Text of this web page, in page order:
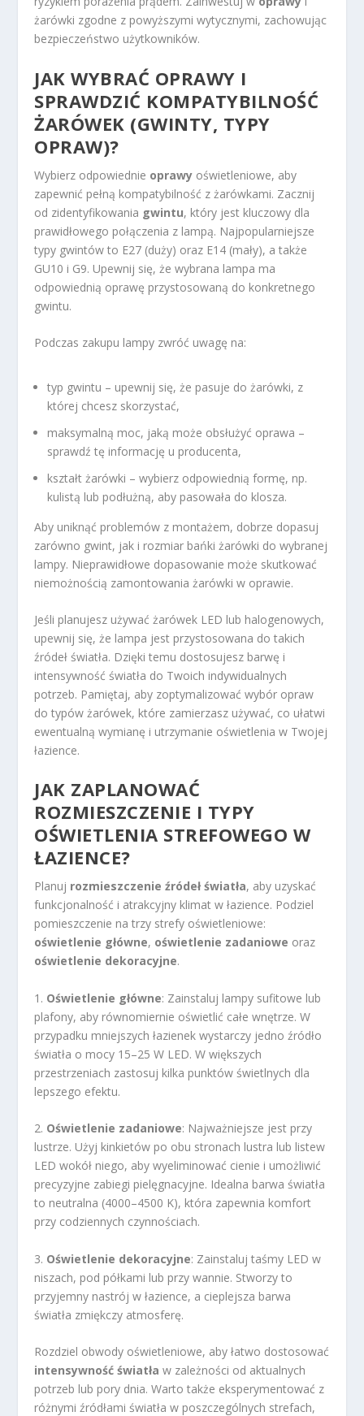
żarówki zgodne z powyższymi wytycznymi, zachowując
bezpieczeństwo użytkowników.
JAK WYBRAĆ OPRAWY I
SPRAWDZIĆ KOMPATYBILNOŚĆ
ŻARÓWEK (GWINTY, TYPY
OPRAW)?
Wybierz odpowiednie oprawy oświetleniowe, aby
zapewnić pełną kompatybilność z żarówkami. Zacznij
od zidentyfikowania gwintu, który jest kluczowy dla
prawidłowego połączenia z lampą. Najpopularniejsze
typy gwintów to E27 (duży) oraz E14 (mały), a także
GU10 i G9. Upewnij się, że wybrana lampa ma
odpowiednią oprawę przystosowaną do konkretnego
gwintu.
Podczas zakupu lampy zwróć uwagę na:
typ gwintu – upewnij się, że pasuje do żarówki, z
której chcesz skorzystać,
maksymalną moc, jaką może obsłużyć oprawa –
sprawdź tę informację u producenta,
kształt żarówki – wybierz odpowiednią formę, np.
kulistą lub podłużną, aby pasowała do klosza.
Aby uniknąć problemów z montażem, dobrze dopasuj
zarówno gwint, jak i rozmiar bańki żarówki do wybranej
lampy. Nieprawidłowe dopasowanie może skutkować
niemożnością zamontowania żarówki w oprawie.
Jeśli planujesz używać żarówek LED lub halogenowych,
upewnij się, że lampa jest przystosowana do takich
źródeł światła. Dzięki temu dostosujesz barwę i
intensywność światła do Twoich indywidualnych
potrzeb. Pamiętaj, aby zoptymalizować wybór opraw
do typów żarówek, które zamierzasz używać, co ułatwi
ewentualną wymianę i utrzymanie oświetlenia w Twojej
łazience.
JAK ZAPLANOWAĆ
ROZMIESZCZENIE I TYPY
OŚWIETLENIA STREFOWEGO W
ŁAZIENCE?
Planuj rozmieszczenie źródeł światła, aby uzyskać
funkcjonalność i atrakcyjny klimat w łazience. Podziel
pomieszczenie na trzy strefy oświetleniowe:
oświetlenie główne, oświetlenie zadaniowe oraz
oświetlenie dekoracyjne.
1. Oświetlenie główne: Zainstaluj lampy sufitowe lub
plafony, aby równomiernie oświetlić całe wnętrze. W
przypadku mniejszych łazienek wystarczy jedno źródło
światła o mocy 15–25 W LED. W większych
przestrzeniach zastosuj kilka punktów świetlnych dla
lepszego efektu.
2. Oświetlenie zadaniowe: Najważniejsze jest przy
lustrze. Użyj kinkietów po obu stronach lustra lub listew
LED wokół niego, aby wyeliminować cienie i umożliwić
precyzyjne zabiegi pielęgnacyjne. Idealna barwa światła
to neutralna (4000–4500 K), która zapewnia komfort
przy codziennych czynnościach.
3. Oświetlenie dekoracyjne: Zainstaluj taśmy LED w
niszach, pod półkami lub przy wannie. Stworzy to
przyjemny nastrój w łazience, a cieplejsza barwa
światła zmiękczy atmosferę.
Rozdziel obwody oświetleniowe, aby łatwo dostosować
intensywność światła w zależności od aktualnych
potrzeb lub pory dnia. Warto także eksperymentować z
różnymi źródłami światła w poszczególnych strefach,